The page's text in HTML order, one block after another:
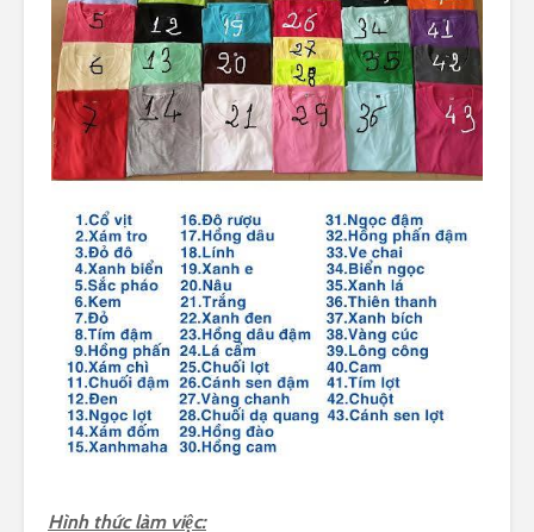
Hình thức làm việc: